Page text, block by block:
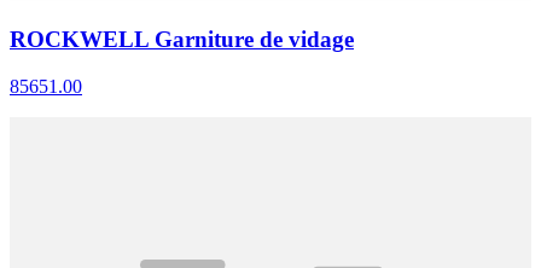
ROCKWELL Garniture de vidage
85651.00